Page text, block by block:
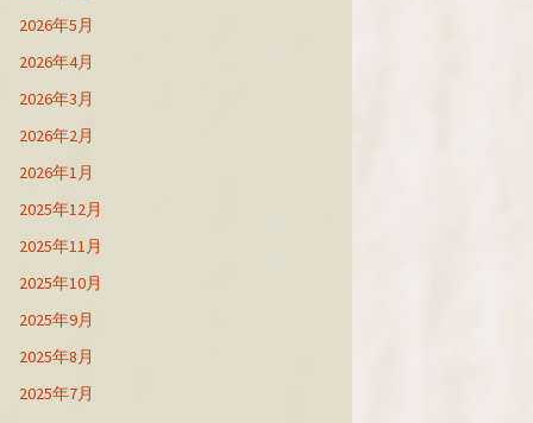
2026年5月
2026年4月
2026年3月
2026年2月
2026年1月
2025年12月
2025年11月
2025年10月
2025年9月
2025年8月
2025年7月